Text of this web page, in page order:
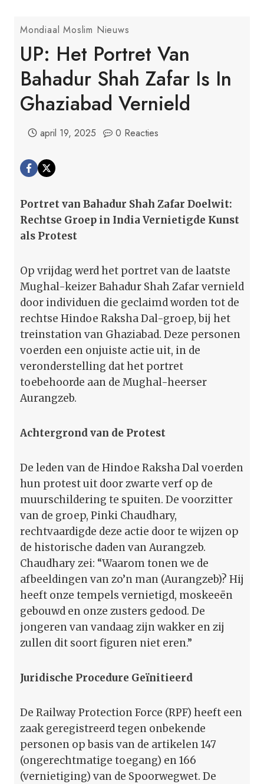
Mondiaal Moslim Nieuws
UP: Het Portret Van
Bahadur Shah Zafar Is In
Ghaziabad Vernield
april 19, 2025 0 Reacties
Portret van Bahadur Shah Zafar Doelwit:
Rechtse Groep in India Vernietigde Kunst
als Protest
Op vrijdag werd het portret van de laatste
Mughal-keizer Bahadur Shah Zafar vernield
door individuen die geclaimd worden tot de
rechtse Hindoe Raksha Dal-groep, bij het
treinstation van Ghaziabad. Deze personen
voerden een onjuiste actie uit, in de
veronderstelling dat het portret
toebehoorde aan de Mughal-heerser
Aurangzeb.
Achtergrond van de Protest
De leden van de Hindoe Raksha Dal voerden
hun protest uit door zwarte verf op de
muurschildering te spuiten. De voorzitter
van de groep, Pinki Chaudhary,
rechtvaardigde deze actie door te wijzen op
de historische daden van Aurangzeb.
Chaudhary zei: “Waarom tonen we de
afbeeldingen van zo’n man (Aurangzeb)? Hij
heeft onze tempels vernietigd, moskeeën
gebouwd en onze zusters gedood. De
jongeren van vandaag zijn wakker en zij
zullen dit soort figuren niet eren.”
Juridische Procedure Geïnitieerd
De Railway Protection Force (RPF) heeft een
zaak geregistreerd tegen onbekende
personen op basis van de artikelen 147
(ongerechtmatige toegang) en 166
(vernietiging) van de Spoorwegwet. De